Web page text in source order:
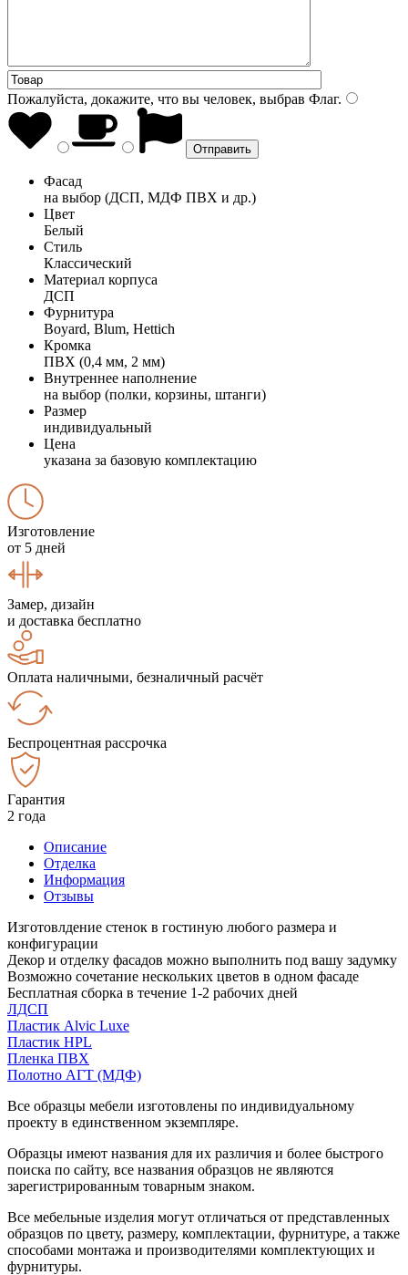
Пожалуйста, докажите, что вы человек, выбрав Флаг.
Фасад
на выбор (ДСП, МДФ ПВХ и др.)
Цвет
Белый
Стиль
Классический
Материал корпуса
ДСП
Фурнитура
Boyard, Blum, Hettich
Кромка
ПВХ (0,4 мм, 2 мм)
Внутреннее наполнение
на выбор (полки, корзины, штанги)
Размер
индивидуальный
Цена
указана за базовую комплектацию
Изготовление
от 5 дней
Замер, дизайн
и доставка бесплатно
Оплата наличными, безналичный расчёт
Беспроцентная рассрочка
Гарантия
2 года
Описание
Отделка
Информация
Отзывы
Изготовлдение стенок в гостиную любого размера и
конфигурации
Декор и отделку фасадов можно выполнить под вашу задумку
Возможно сочетание нескольких цветов в одном фасаде
Бесплатная сборка в течение 1-2 рабочих дней
ЛДСП
Пластик Alvic Luxe
Пластик HPL
Пленка ПВХ
Полотно АГТ (МДФ)
Все образцы мебели изготовлены по индивидуальному
проекту в единственном экземпляре.
Образцы имеют названия для их различия и более быстрого
поиска по сайту, все названия образцов не являются
зарегистрированным товарным знаком.
Все мебельные изделия могут отличаться от представленных
образцов по цвету, размеру, комплектации, фурнитуре, а также
способами монтажа и производителями комплектующих и
фурнитуры.